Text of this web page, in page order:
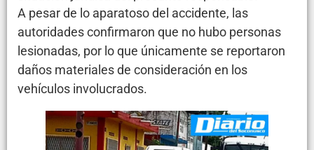
A pesar de lo aparatoso del accidente, las
autoridades confirmaron que no hubo personas
lesionadas, por lo que únicamente se reportaron
daños materiales de consideración en los
vehículos involucrados.